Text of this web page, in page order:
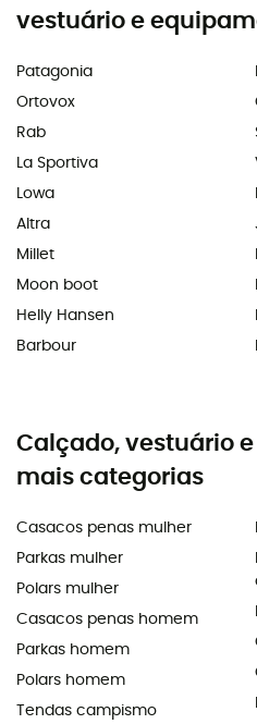
vestuário e
Patagonia
Ortovox
Rab
La Sportiva
Lowa
Altra
Millet
Moon boot
Helly Hansen
Barbour
Calçado, vestuário
mais categorias
Casacos penas mulher
Parkas mulher
Polars mulher
Casacos penas homem
Parkas homem
Polars homem
Tendas campismo